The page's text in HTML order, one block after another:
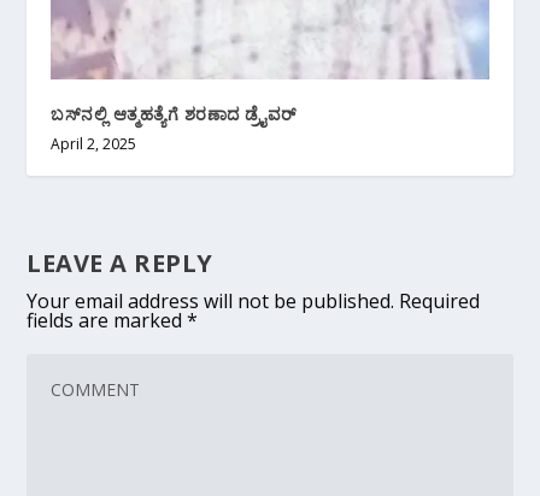
ಬಸ್‌ನಲ್ಲಿ ಆತ್ಮಹತ್ಯೆಗೆ ಶರಣಾದ ಡ್ರೈವರ್
April 2, 2025
LEAVE A REPLY
Your email address will not be published. Required
fields are marked*